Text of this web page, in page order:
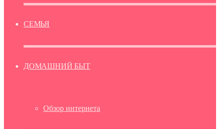
СЕМЬЯ
ДОМАШНИЙ БЫТ
Обзор интернета